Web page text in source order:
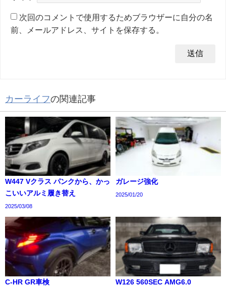
次回のコメントで使用するためブラウザーに自分の名
前、メールアドレス、サイトを保存する。
カーライフの関連記事
W447 Vクラス パンクから、かっ
こいいアルミ履き替え
2025/03/08
ガレージ強化
2025/01/20
C-HR GR車検 W126 560SEC AMG6.0